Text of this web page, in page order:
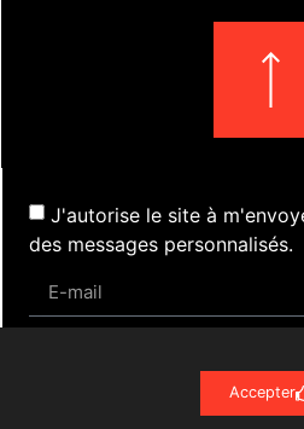
J'autorise le site à
des messages personnalisés.
Accepter